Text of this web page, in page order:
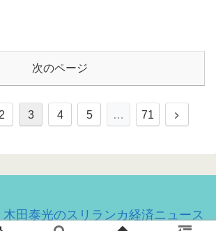
次のページ
3 4 5 … 71
田泰光のスリランカ経済ニュース